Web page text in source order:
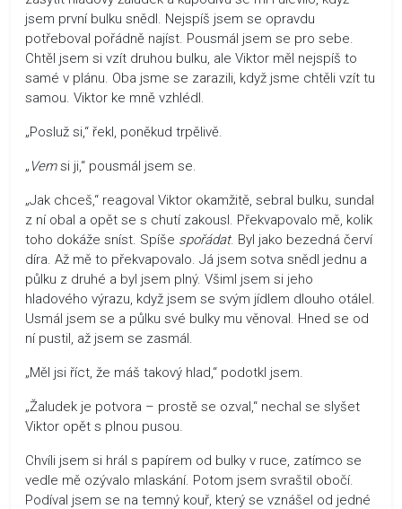
jsem první bulku snědl. Nejspíš jsem se opravdu
potřeboval pořádně najíst. Pousmál jsem se pro sebe.
Chtěl jsem si vzít druhou bulku, ale Viktor měl nejspíš to
samé v plánu. Oba jsme se zarazili, když jsme chtěli vzít tu
samou. Viktor ke mně vzhlédl.
„Posluž si,“ řekl, poněkud trpělivě.
„ Vemsi ji,“ pousmál jsem se.
„Jak chceš,“ reagoval Viktor okamžitě, sebral bulku, sundal
z ní obal a opět se s chutí zakousl. Překvapovalo mě, kolik
toho dokáže sníst. Spíše spořádat. Byl jako bezedná červí
díra. Až mě to překvapovalo. Já jsem sotva snědl jednu a
půlku z druhé a byl jsem plný. Všiml jsem si jeho
hladového výrazu, když jsem se svým jídlem dlouho otálel.
Usmál jsem se a půlku své bulky mu věnoval. Hned se od
ní pustil, až jsem se zasmál.
„Měl jsi říct, že máš takový hlad,“ podotkl jsem.
„Žaludek je potvora – prostě se ozval,“ nechal se slyšet
Viktor opět s plnou pusou.
Chvíli jsem si hrál s papírem od bulky v ruce, zatímco se
vedle mě ozývalo mlaskání. Potom jsem svraštil obočí.
Podíval jsem se na temný kouř, který se vznášel od jedné